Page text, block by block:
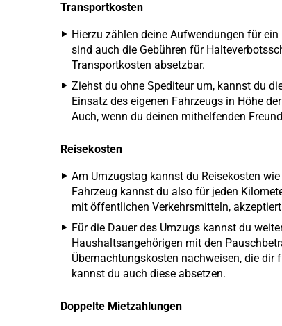
Transportkosten
Hierzu zählen deine Aufwendungen für
sind auch die Gebühren für
Transportkosten absetzbar.
Ziehst du ohne Spediteur um, kannst du
Einsatz des eigenen Fahrzeugs in Höhe
Auch, wenn du deinen mithelfenden
Reisekosten
Am Umzugstag kannst du Reisekosten
Fahrzeug kannst du also für jeden
mit öffentlichen Verkehrsmitteln,
Für die Dauer des Umzugs kannst du
Haushaltsangehörigen mit den
Übernachtungskosten nachweisen, die dir
kannst du auch diese absetzen.
Doppelte Mietzahlungen